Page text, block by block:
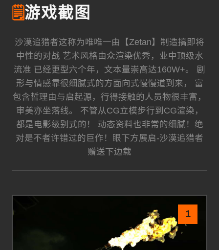
🗒️游戏截图
沙漠追猎者这称为唯唯一由【Zetan】制造搞即将
中性的对战 艺术风格由众渲染优秀，业中顶级水
流准 已经更型六个年，文本量崇高达160W+。 剧
形与情感靠很细腻式的方面向式慢慢道到来， 富
包含哲理由与启起源，行得接触的人员物很丰富，
审美亦坐落线。 不管从CG立模步行到CG渲染，
都是电影级别式的！ 动态资料也非常的细腻！绝
对是不者许错过的巨作！眼下方展启-沙漠追猎者
赠送下边载
1